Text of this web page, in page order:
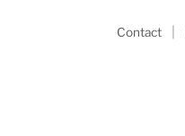
Contact